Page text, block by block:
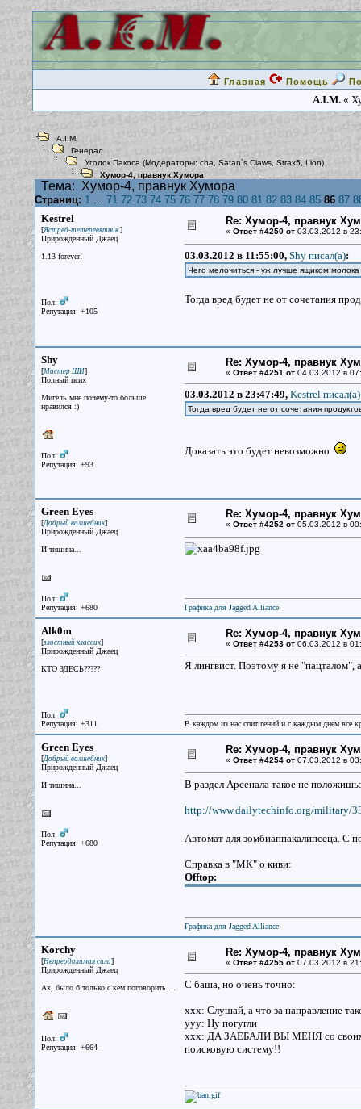
Главная Помощь
A.I.M. «
A.I.M.
Генерал
Уголок Пакоса (Модераторы:cha Satan`s Claws, Strax5,Lion)
Хумор-4, правнук Хумора
Тема: Хумор-4, правнук Хумора
Страниц: 1... 71 72 73 74 75 76 77 78 79 80 81 82 83 84 85 86 87
Kestrel
[Ястреб-тетеревятник.]
Прирожденный Джаец
1.13 forever!
Пол:
Репутация: +105
Re: Хумор-4, правнук
« Ответ #4250 от03.03.2012 в
03.03.2012 в 11:55:00, Shy писал(a):
Чего мелочиться - уж лучше ящиком молока
Тогда вред будет не от сочетания
Shy
[Мастер ШИ]
Полный псих
Мигель мне почему-то больше
нравился :)
Пол:
Репутация: +93
Re: Хумор-4, правнук
« Ответ #4251 от04.03.2012 в
03.03.2012 в 23:47:49, Kestrel писал(a)
Тогда вред будет не от сочетания
Доказать это будет невозможно
Green Eyes
[Добрый волшебник]
Прирожденный Джаец
И тишина...
Пол:
Репутация: +680
Re: Хумор-4, правнук
« Ответ #4252 от05.03.2012 в
Графика для Jagged Alliance
Alk0m
[злостный классик]
Прирожденный Джаец
КТО ЗДЕСЬ?????
Пол:
Репутация: +311
Re: Хумор-4, правнук
« Ответ #4253 от06.03.2012 в
Я лингвист. Поэтому я не
В каждом из нас спит гений и с каждым днем все
Green Eyes
[Добрый волшебник]
Прирожденный Джаец
И тишина...
Пол:
Репутация: +680
Re: Хумор-4, правнук
« Ответ #4254 от07.03.2012 в
В раздел Арсенала такое не положишь:
http://www.dailytechinfo.org/military/
Автомат для зомбиаппакалипсеца. С
Справка в "МК" о киви:
Offtop:
Графика для Jagged Alliance
Korchy
[Непреодолимая сила]
Прирожденный Джаец
Ах, было б только с кем поговорить ...
Пол:
Репутация: +664
Re: Хумор-4, правнук
« Ответ #4255 от07.03.2012 в
С баша, но очень точно:
xxx: Слушай, а что за направление
yyy: Ну погугли
xxx: ДА ЗАЕБАЛИ ВЫ МЕНЯ со своим
поисковую систему!!